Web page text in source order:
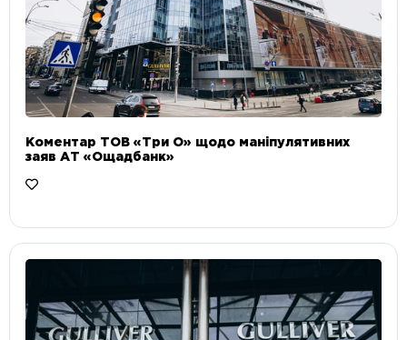
Коментар ТОВ «Три О» щодо маніпулятивних
заяв АТ «Ощадбанк»